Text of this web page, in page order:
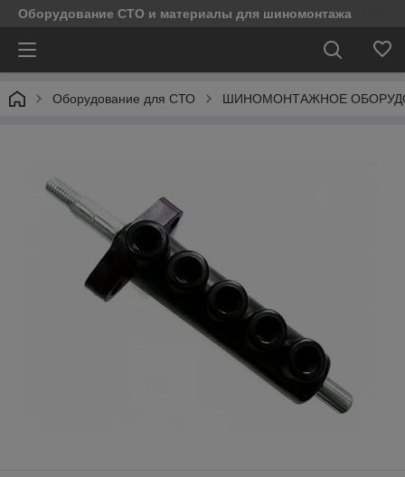
Оборудование СТО и материалы для шиномонтажа
Оборудование для СТО ШИНОМОНТАЖНОЕ